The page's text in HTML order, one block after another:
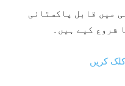
میں قابل پاکستانی
شروع کیے ہیں۔
کریں